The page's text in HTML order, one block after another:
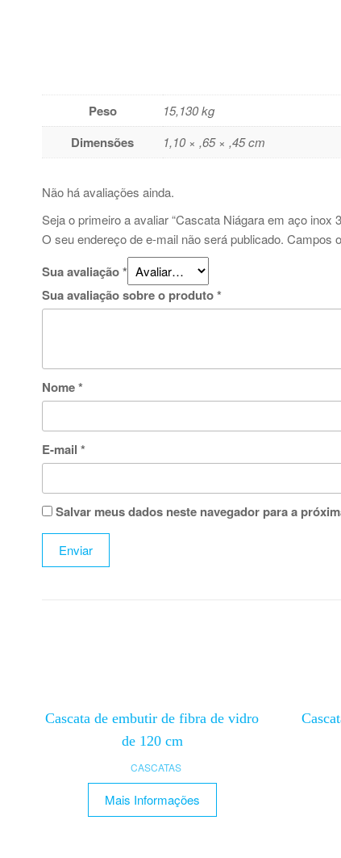
Peso 15,130 kg
Dimensões 1,10 × ,65 × ,45 cm
Não há avaliações ainda.
Seja o primeiro a avaliar “Cascata Niágara em aço inox
O seu endereço de e-mail não será publicado. Campos
Sua avaliação*
Sua avaliação sobre o produto*
Nome*
E-mail *
Salvar meus dados neste navegador para a
Cascata de embutir de fibra de vidro
de 120 cm
CASCATAS
Mais Informações